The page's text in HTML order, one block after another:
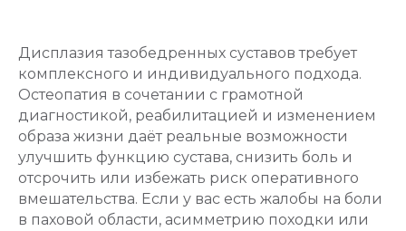
Дисплазия тазобедренных суставов требует
комплексного и индивидуального подхода.
Остеопатия в сочетании с грамотной
диагностикой, реабилитацией и изменением
образа жизни даёт реальные возможности
улучшить функцию сустава, снизить боль и
отсрочить или избежать риск оперативного
вмешательства. Если у вас есть жалобы на боли
в паховой области, асимметрию походки или